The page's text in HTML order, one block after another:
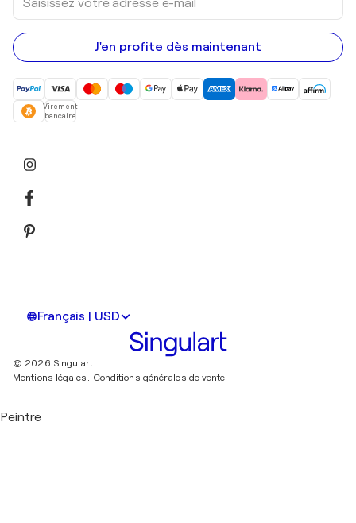
votre
adresse
e-
mail
J'en profite dès maintenant
Virement
bancaire
Français | USD
© 2026 Singulart
Mentions légales. Conditions générales de vente
Peintre